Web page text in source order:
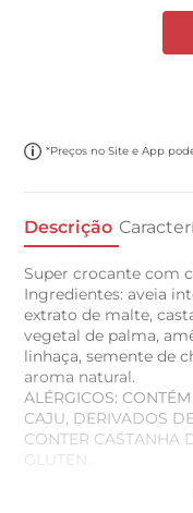
*Preços no Site e App
Descrição
Super crocante com
Ingredientes: aveia
extrato de malte,
vegetal de palma,
linhaça, semente de
aroma natural.
ALÉRGICOS:
CAJU, DERIVADOS
CONTER CASTANHA
GLUTEN.
Vai bem com açaí ,